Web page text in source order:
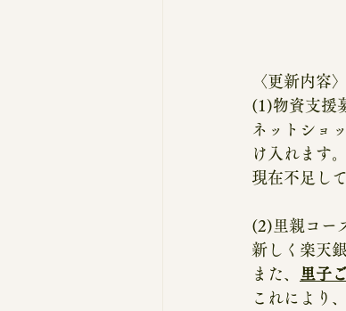
〈更新内容〉
(1)物資支援
ネットショ
け入れます。
現在不足し
(2)里親コー
新しく楽天
また、
里子
これにより